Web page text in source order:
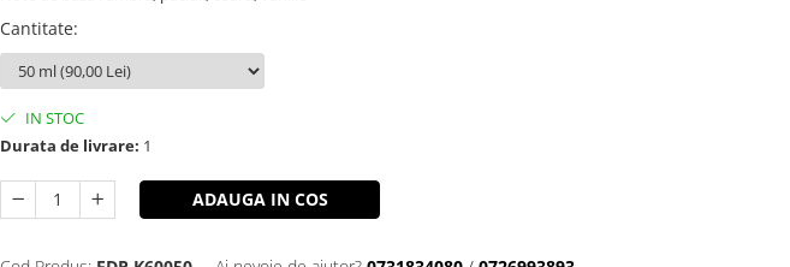
Cantitate:
IN STOC
Durata de livrare: 1
ADAUGA IN COS